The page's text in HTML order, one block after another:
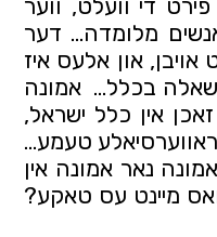
די וועלט, ווער
מלומדה... דער
אויבן, און אלעס איז
שאלה בכלל… אמונה
אין כלל ישראל,
טעמע…
נאר אמונה אין
מיינט עס טאקע?